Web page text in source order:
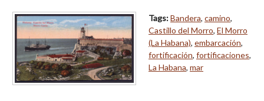
Tags:Bandera, camino,
Castillo del Morro, El Morro
(La Habana), embarcación,
fortificación, fortificaciones,
La Habana, mar